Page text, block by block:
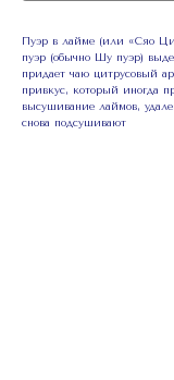
Пуэр в лайме (или «Сяо
пуэр (обычно Шу пуэр)
придает чаю цитрусовый
привкус, который иногда
высушивание лаймов,
снова подсушивают